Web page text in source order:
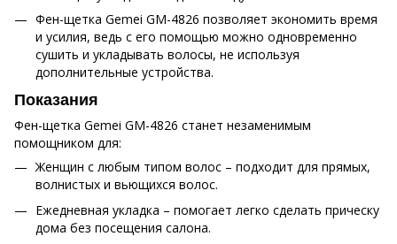
Фен-щетка Gemei GM-4826 позволяет экономить время
и усилия, ведь с его помощью можно одновременно
сушить и укладывать волосы, не используя
дополнительные устройства.
Показания
Фен-щетка Gemei GM-4826 станет незаменимым
помощником для:
Женщин с любым типом волос – подходит для прямых,
волнистых и вьющихся волос.
Ежедневная укладка – помогает легко сделать прическу
дома без посещения салона.